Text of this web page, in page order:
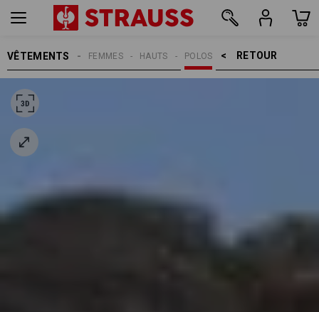
VÊTEMENTS RETOUR    >
POLOS
HAUTS
FEMMES